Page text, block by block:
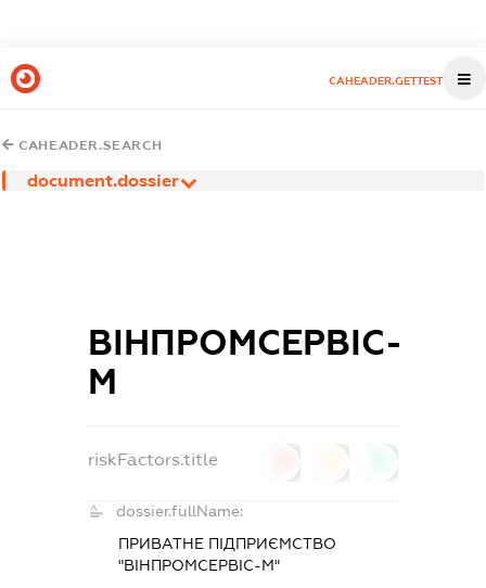
CAHEADER.GETTEST
CAHEADER.SEARCH
document.dossier
ВІНПРОМСЕРВІС-
М
riskFactors.title
dossier.fullName:
ПРИВАТНЕ ПІДПРИЄМСТВО
"ВІНПРОМСЕРВІС-М"